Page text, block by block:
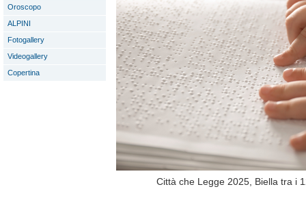
Oroscopo
ALPINI
Fotogallery
Videogallery
Copertina
Città che Legge 2025, Biella tra i